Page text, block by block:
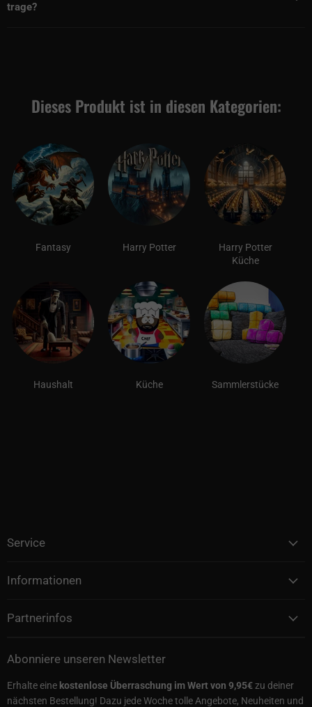
trage?
Dieses Produkt ist in diesen Kategorien:
Fantasy Harry Potter
Harry Potter
Küche
Haushalt Küche Sammlerstücke
Service
Informationen
Partnerinfos
Abonniere unseren Newsletter
Erhalte eine kostenlose Überraschung im Wert von 9,95€zu deiner
nächsten Bestellung! Dazu jede Woche tolle Angebote, Neuheiten und